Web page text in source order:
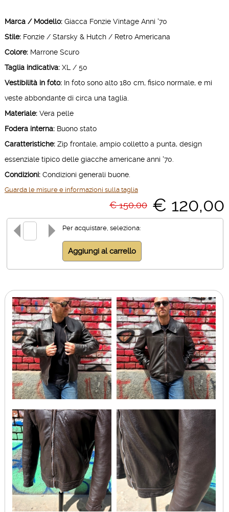
Marca / Modello:Giacca Fonzie Vintage Anni '70
Stile:Fonzie / Starsky & Hutch / Retro Americana
Colore:Marrone Scuro
Taglia indicativa:XL / 50
Vestibilità in foto:In foto sono alto 180 cm, fisico normale, e mi
veste abbondante di circa una taglia.
Materiale:Vera pelle
Fodera interna:Buono stato
Caratteristiche:Zip frontale, ampio colletto a punta, design
essenziale tipico delle giacche americane anni '70.
Condizioni:Condizioni generali buone.
Guarda le misure e informazioni sulla taglia
€ 150,00 € 120,00
Per acquistare, seleziona: